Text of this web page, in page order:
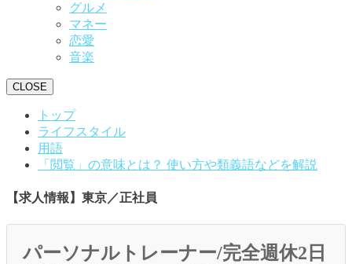
グルメ
マネー
恋愛
音楽
CLOSE
トップ
ライフスタイル
用語
「閲覧」の意味とは？ 使い方や類義語などを解説
【求人情報】東京／正社員
パーソナルトレーナー/完全週休2日